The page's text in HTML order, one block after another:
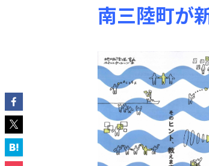
南三陸町が